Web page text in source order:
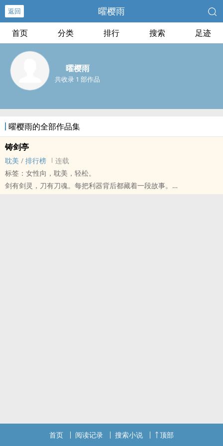
返回 曜樱雨
首页 分类 排行 搜索 足迹
曜樱雨
共收录 1 部作品
曜樱雨的全部作品集
铸剑亭
‎‍耽‍‌美‎‍ / 排行榜
连载
标签：女性向，‎‍耽‍‌美‎‍，轻松。
剑有剑灵，刀有刀魂。每把利器背后都藏着一段故事。
首页 阅读记录 搜索小说 顶部